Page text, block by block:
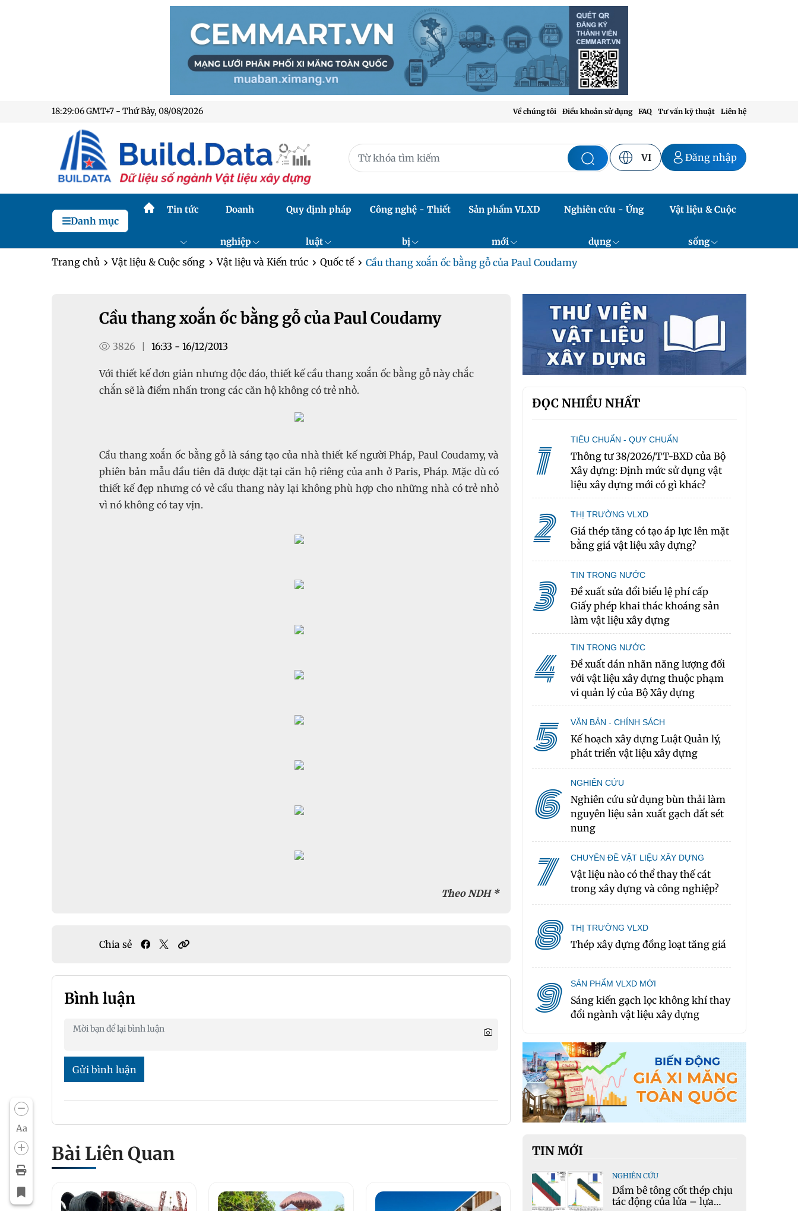
18:29:07 GMT+7 - Thứ Bảy, 08/08/2026 Về chúng tôi Điều khoản sử dụng FAQ Tư vấn kỹ thuật Liên hệ
VI Đăng nhập
Danh mục
Tin tức Doanh
nghiệp
Quy định pháp
luật
Công nghệ - Thiết
bị
Sản phẩm VLXD
mới
Nghiên cứu - Ứng
dụng
Vật liệu & Cuộc
sống
Trang chủ Vật liệu & Cuộc sống Vật liệu và Kiến trúc Quốc tế Cầu thang xoắn ốc bằng gỗ của Paul Coudamy
Aa
Cầu thang xoắn ốc bằng gỗ của Paul Coudamy
3826 16:33 - 16/12/2013
Với thiết kế đơn giản nhưng độc đáo, thiết kế cầu thang xoắn ốc bằng gỗ này chắc
chắn sẽ là điểm nhấn trong các căn hộ không có trẻ nhỏ.
Cầu thang xoắn ốc bằng gỗ là sáng tạo của nhà thiết kế người Pháp, Paul Coudamy, và
phiên bản mẫu đầu tiên đã được đặt tại căn hộ riêng của anh ở Paris, Pháp. Mặc dù có
thiết kế đẹp nhưng có vẻ cầu thang này lại không phù hợp cho những nhà có trẻ nhỏ
vì nó không có tay vịn.
Theo NDH *
Chia sẻ
Bình luận
Gửi bình luận
Bài Liên Quan
ĐỌC NHIỀU NHẤT
1 TIÊU CHUẨN - QUY CHUẨN
Thông tư 38/2026/TT-BXD của Bộ
Xây dựng: Định mức sử dụng vật
liệu xây dựng mới có gì khác?
2 THỊ TRƯỜNG VLXD
Giá thép tăng có tạo áp lực lên mặt
bằng giá vật liệu xây dựng?
3 TIN TRONG NƯỚC
Đề xuất sửa đổi biểu lệ phí cấp
Giấy phép khai thác khoáng sản
làm vật liệu xây dựng
4 TIN TRONG NƯỚC
Đề xuất dán nhãn năng lượng đối
với vật liệu xây dựng thuộc phạm
vi quản lý của Bộ Xây dựng
5 VĂN BẢN - CHÍNH SÁCH
Kế hoạch xây dựng Luật Quản lý,
phát triển vật liệu xây dựng
6 NGHIÊN CỨU
Nghiên cứu sử dụng bùn thải làm
nguyên liệu sản xuất gạch đất sét
nung
7 CHUYÊN ĐỀ VẬT LIỆU XÂY DỰNG
Vật liệu nào có thể thay thế cát
trong xây dựng và công nghiệp?
8 THỊ TRƯỜNG VLXD
Thép xây dựng đồng loạt tăng giá
9 SẢN PHẨM VLXD MỚI
Sáng kiến gạch lọc không khí thay
đổi ngành vật liệu xây dựng
TIN MỚI
NGHIÊN CỨU
Dầm bê tông cốt thép chịu
tác động của lửa – lựa